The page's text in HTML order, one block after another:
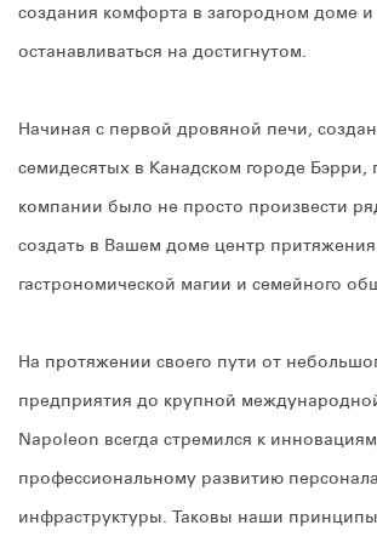
создания комфорта в загородном доме
останавливаться на достигнутом.
Начиная с первой дровяной печи,
семидесятых в Канадском городе Бэрри,
компании было не просто произвести
создать в Вашем доме центр
гастрономической магии и семейного
На протяжении своего пути от
предприятия до крупной
Napoleon всегда стремился к
профессиональному развитию
инфраструктуры. Таковы наши